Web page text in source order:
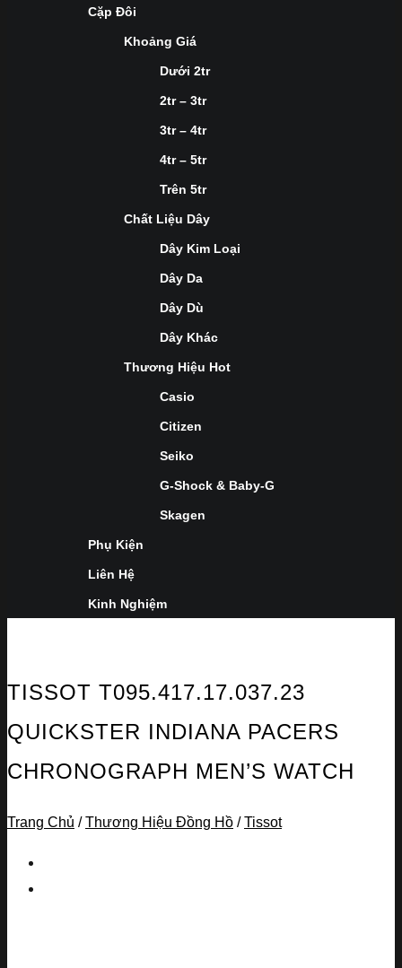
Cặp Đôi
Khoảng Giá
Dưới 2tr
2tr – 3tr
3tr – 4tr
4tr – 5tr
Trên 5tr
Chất Liệu Dây
Dây Kim Loại
Dây Da
Dây Dù
Dây Khác
Thương Hiệu Hot
Casio
Citizen
Seiko
G-Shock & Baby-G
Skagen
Phụ Kiện
Liên Hệ
Kinh Nghiệm
TISSOT T095.417.17.037.23
QUICKSTER INDIANA PACERS
CHRONOGRAPH MEN’S WATCH
Trang Chủ / Thương Hiệu Đồng Hồ / Tissot